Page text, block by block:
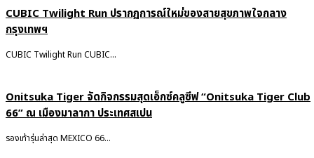
CUBIC Twilight Run ปรากฏการณ์ใหม่ของสายสุขภาพใจกลาง
กรุงเทพฯ
CUBIC Twilight Run CUBIC...
Onitsuka Tiger จัดกิจกรรมสุดเอ็กซ์คลูซีฟ “Onitsuka Tiger Club
66” ณ เมืองมาลากา ประเทศสเปน
รองเท้ารุ่นล่าสุด MEXICO 66...